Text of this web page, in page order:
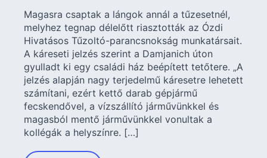
Magasra csaptak a lángok annál a tűzesetnél,
melyhez tegnap délelőtt riasztották az Ózdi
Hivatásos Tűzoltó-parancsnokság munkatársait.
A káreseti jelzés szerint a Damjanich úton
gyulladt ki egy családi ház beépített tetőtere. „A
jelzés alapján nagy terjedelmű káresetre lehetett
számítani, ezért kettő darab gépjármű
fecskendővel, a vízszállító járművünkkel és
magasból mentő járművünkkel vonultak a
kollégák a helyszínre. […]